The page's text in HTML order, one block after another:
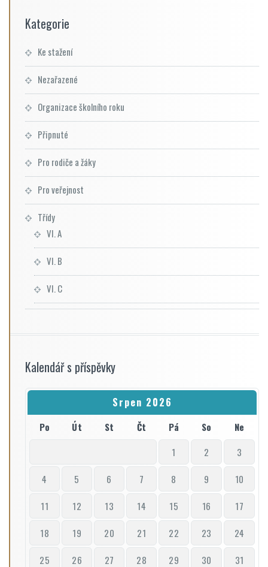
Kategorie
Ke stažení
Nezařazené
Organizace školního roku
Připnuté
Pro rodiče a žáky
Pro veřejnost
Třídy
VI. A
VI. B
VI. C
Kalendář s příspěvky
Srpen 2026
Po Út St Čt Pá So
Ne
1
2 3
4 5 6 7 8 9 10
11 12 13 14 15 16 17
18 19 20 21 22 23 24
25 26 27 28 29 30 31